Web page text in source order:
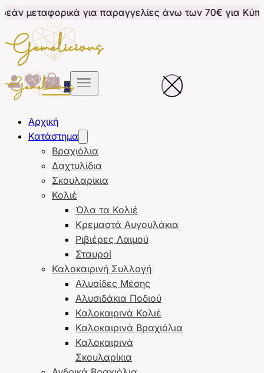
για παραγγελίες άνω των 70€ για Κύπρο
0
Αρχική
Κατάστημα
Βραχιόλια
Δαχτυλίδια
Σκουλαρίκια
Κολιέ
Όλα τα Κολιέ
Κρεμαστά Αυγουλάκια
Ριβιέρες Λαιμού
Σταυροί
Καλοκαιρινή Συλλογή
Αλυσίδες Μέσης
Αλυσιδάκια Ποδιού
Καλοκαιρινά Κολιέ
Καλοκαιρινά Βραχιόλια
Καλοκαιρινά
Σκουλαρίκια